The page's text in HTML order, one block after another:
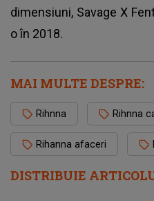
DISTRIBUIE
dimensiuni, Savage X
o ​​în 2018.
MAI MULTE DESPRE:
Rihnna Rihnna
Rihanna afaceri